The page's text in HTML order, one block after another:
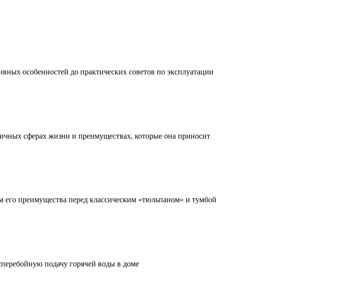
особенностей до практических советов по эксплуатации
сферах жизни и преимуществах, которые она приносит
его преимущества перед классическим «тюльпаном» и тумбой
подачу горячей воды в доме